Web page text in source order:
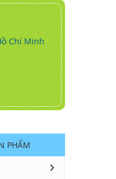
Chí Minh
PHẨM